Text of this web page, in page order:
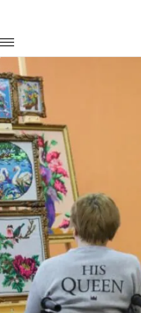
Международный день инвалидов